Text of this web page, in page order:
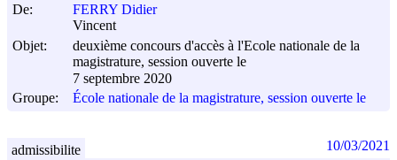
De:
FERRY Didier
Vincent
Objet:
deuxième concours d'accès à l'Ecole nationale de la
magistrature, session ouverte le
7 septembre 2020
Groupe:
École nationale de la magistrature, session ouverte le
admissibilite 10/03/2021